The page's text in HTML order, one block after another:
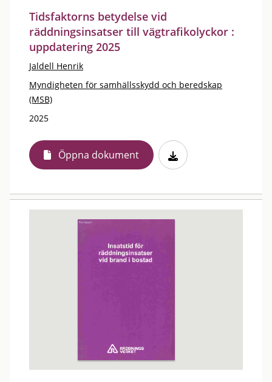
Tidsfaktorns betydelse vid
räddningsinsatser till vägtrafikolyckor :
uppdatering 2025
Jaldell Henrik
Myndigheten för samhällsskydd och beredskap
(MSB)
2025
Öppna dokument